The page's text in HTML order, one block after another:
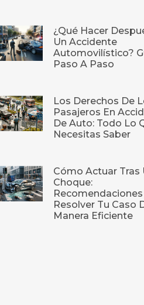
¿Qué Hacer
Un Accidente
Automovilístico?
Paso A Paso
Los Derechos De
Pasajeros En
De Auto: Todo Lo
Necesitas Saber
Cómo Actuar Tras
Choque:
Recomendaciones
Resolver Tu Caso
Manera Eficiente